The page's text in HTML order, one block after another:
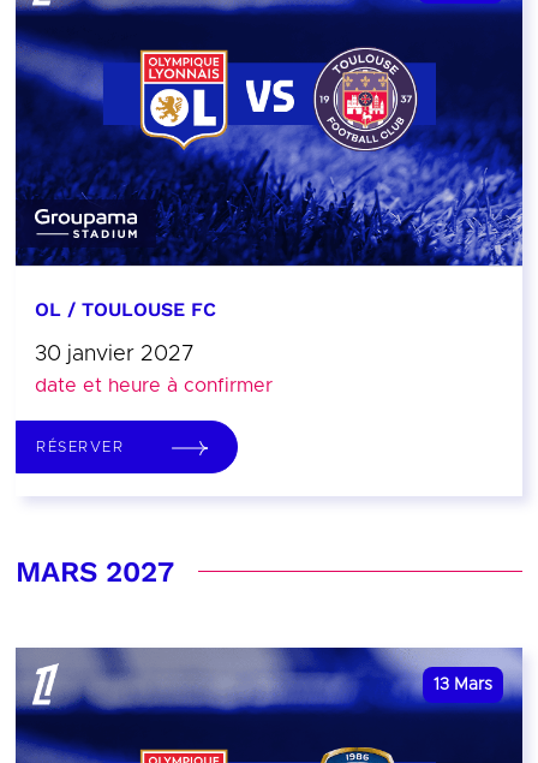
OL / TOULOUSE FC
30 janvier 2027
date et heure à confirmer
RÉSERVER
MARS 2027
13 Mars